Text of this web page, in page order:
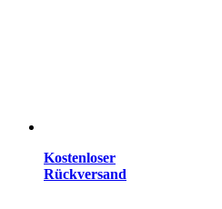
Kostenloser
Rückversand